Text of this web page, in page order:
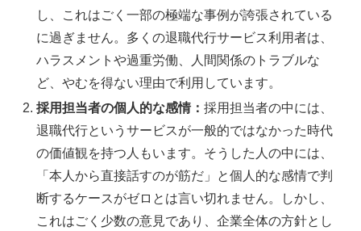
し、これはごく一部の極端な事例が誇張されている
に過ぎません。多くの退職代行サービス利用者は、
ハラスメントや過重労働、人間関係のトラブルな
ど、やむを得ない理由で利用しています。
採用担当者の個人的な感情：採用担当者の中には、
退職代行というサービスが一般的ではなかった時代
の価値観を持つ人もいます。そうした人の中には、
「本人から直接話すのが筋だ」と個人的な感情で判
断するケースがゼロとは言い切れません。しかし、
これはごく少数の意見であり、企業全体の方針とし